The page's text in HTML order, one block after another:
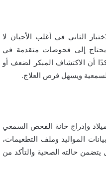
الثاني في أغلب الأحيان لا
إلى فحوصات متقدمة في
أن الاكتشاف المبكر لضعف أو
ويسهل فرص العلاج.
وإدراج خانة الفحص السمعي
المواليد وملف التطعيمات،
حالته الصحية والتأكد من